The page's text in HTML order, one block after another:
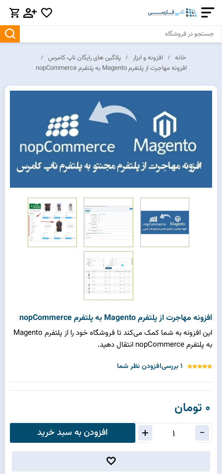
خانه افزونه و ابزار
پلاگین های رایگان ناپ کامرس
افزونه مهاجرت از پلتفرم Magento به پلتفرم nopCommerce
افزونه مهاجرت از پلتفرم Magento به پلتفرم nopCommerce
این افزونه به شما کمک می‌کند تا فروشگاه خود را از پلتفرم Magento
به پلتفرم nopCommerce انتقال دهید.
1 بررسی افزودن نظر شما
0 تومان
افزودن به سبد خرید